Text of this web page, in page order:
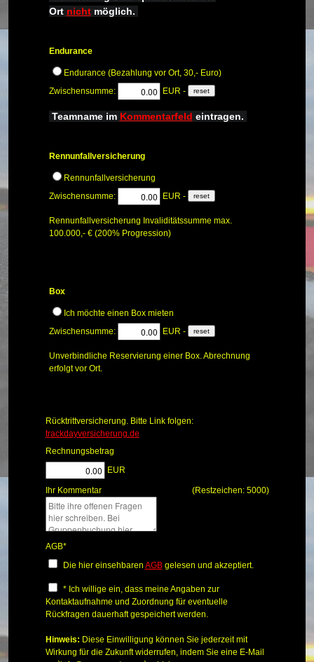
Ort nichtmöglich.
Endurance
Endurance (Bezahlung vor Ort, 30,- Euro)
Zwischensumme:
EUR -
Teamname im Kommentarfeld eintragen.
Rennunfallversicherung
Rennunfallversicherung
Zwischensumme:
EUR -
Rennunfallversicherung Invaliditätssumme max.
100.000,- € (200% Progression)
Box
Ich möchte einen Box mieten
Zwischensumme:
EUR -
Unverbindliche Reservierung einer Box. Abrechnung
erfolgt vor Ort.
Rücktrittversicherung. Bitte Link folgen:
trackdayversicherung.de
Rechnungsbetrag
EUR
Ihr Kommentar (Restzeichen: 5000)
AGB*
Die hier einsehbaren AGBgelesen und akzeptiert.
* Ich willige ein, dass meine Angaben zur
Kontaktaufnahme und Zuordnung für eventuelle
Rückfragen dauerhaft gespeichert werden.
Hinweis: Diese Einwilligung können Sie jederzeit mit
Wirkung für die Zukunft widerrufen, indem Sie eine E-Mail